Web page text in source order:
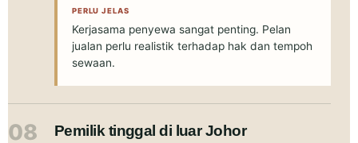
PERLU JELAS
Kerjasama penyewa sangat penting. Pelan
jualan perlu realistik terhadap hak dan tempoh
sewaan.
08 Pemilik tinggal di luar Johor